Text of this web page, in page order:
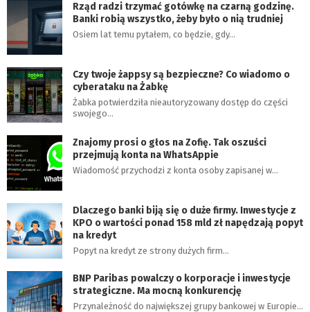
Rząd radzi trzymać gotówkę na czarną godzinę.
Banki robią wszystko, żeby było o nią trudniej
Osiem lat temu pytałem, co będzie, gdy…
Czy twoje żappsy są bezpieczne? Co wiadomo o
cyberataku na Żabkę
Żabka potwierdziła nieautoryzowany dostęp do części
swojego…
Znajomy prosi o głos na Zofię. Tak oszuści
przejmują konta na WhatsAppie
Wiadomość przychodzi z konta osoby zapisanej w…
Dlaczego banki biją się o duże firmy. Inwestycje z
KPO o wartości ponad 158 mld zł napędzają popyt
na kredyt
Popyt na kredyt ze strony dużych firm…
BNP Paribas powalczy o korporacje i inwestycje
strategiczne. Ma mocną konkurencję
Przynależność do największej grupy bankowej w Europie…